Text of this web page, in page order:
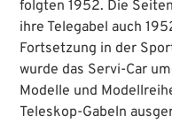
folgten 1952. Die
ihre Telegabel auch
Fortsetzung in der
wurde das Servi-Car
Modelle und
Teleskop-Gabeln